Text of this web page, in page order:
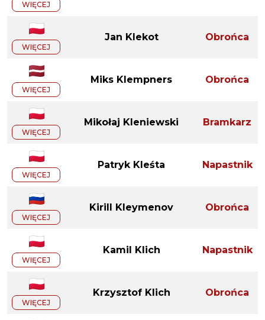
WIĘCEJ
WIĘCEJ
Jan Klekot Obrońca
WIĘCEJ
Miks Klempners Obrońca
WIĘCEJ
Mikołaj Kleniewski Bramkarz
WIĘCEJ
Patryk Kleśta Napastnik
WIĘCEJ
Kirill Kleymenov Obrońca
WIĘCEJ
Kamil Klich Napastnik
WIĘCEJ
Krzysztof Klich Obrońca